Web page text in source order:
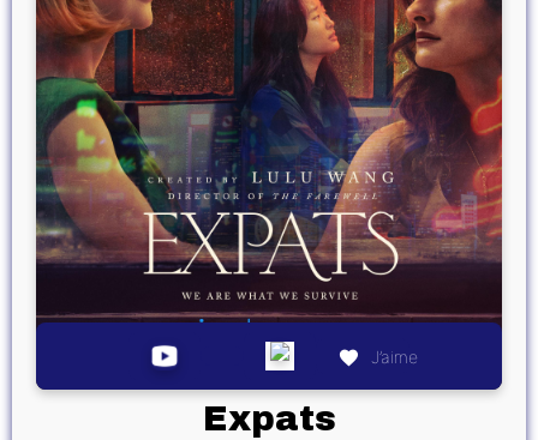
J’aime
Expats